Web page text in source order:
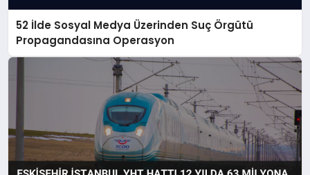
52 İlde Sosyal Medya Üzerinden Suç Örgütü
Propagandasına Operasyon